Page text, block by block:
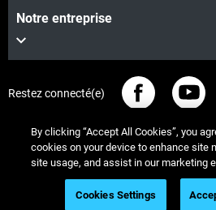
Notre entreprise
Restez connecté(e)
© Stratasys 2026
Politique de confidentialité
By clicking “Accept All Cookies”, you
cookies on your device to enhance site
site usage, and assist in our marketing
Cookies Settings